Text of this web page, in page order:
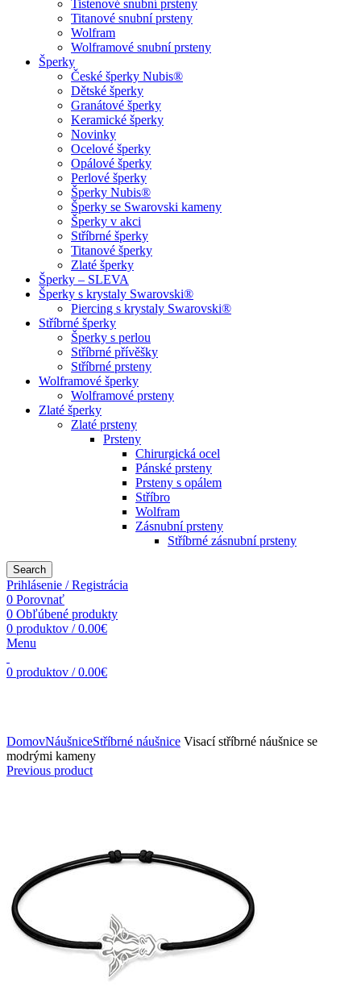
Tistenové snubní prsteny
Titanové snubní prsteny
Wolfram
Wolframové snubní prsteny
Šperky
České šperky Nubis®
Dětské šperky
Granátové šperky
Keramické šperky
Novinky
Ocelové šperky
Opálové šperky
Perlové šperky
Šperky Nubis®
Šperky se Swarovski kameny
Šperky v akci
Stříbrné šperky
Titanové šperky
Zlaté šperky
Šperky – SLEVA
Šperky s krystaly Swarovski®
Piercing s krystaly Swarovski®
Stříbrné šperky
Šperky s perlou
Stříbrné přívěšky
Stříbrné prsteny
Wolframové šperky
Wolframové prsteny
Zlaté šperky
Zlaté prsteny
Prsteny
Chirurgická ocel
Pánské prsteny
Prsteny s opálem
Stříbro
Wolfram
Zásnubní prsteny
Stříbrné zásnubní prsteny
Search
Prihlásenie / Registrácia
0 Porovnať
0 Obľúbené produkty
0 produktov / 0.00€
Menu
0 produktov / 0.00€
DomovNáušniceStříbrné náušnice Visací stříbrné náušnice se
modrými kameny
Previous product